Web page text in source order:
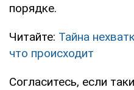
порядке.
Читайте: Тайна
что происходит
Согласитесь, если